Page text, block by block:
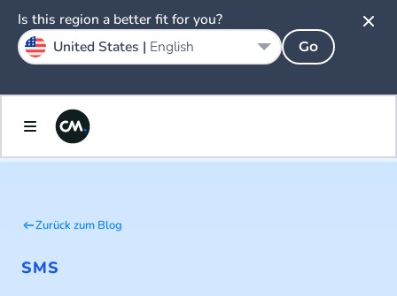
Zurück zum Blog
SMS
Is this region a better fit for you?
United States | English Go